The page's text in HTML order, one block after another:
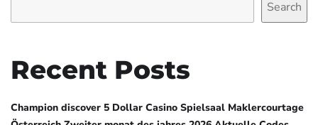
Search
Recent Posts
Champion discover 5 Dollar Casino Spielsaal Maklercourtage